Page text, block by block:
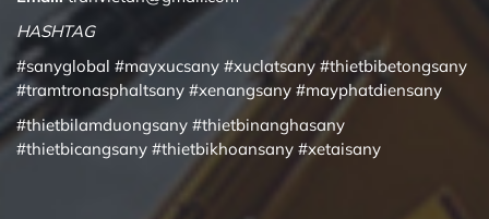
HASHTAG
#sanyglobal #mayxucsany #xuclatsany #thietbibetongsany
#tramtronasphaltsany #xenangsany #mayphatdiensany
#thietbilamduongsany #thietbinanghasany
#thietbicangsany #thietbikhoansany #xetaisany